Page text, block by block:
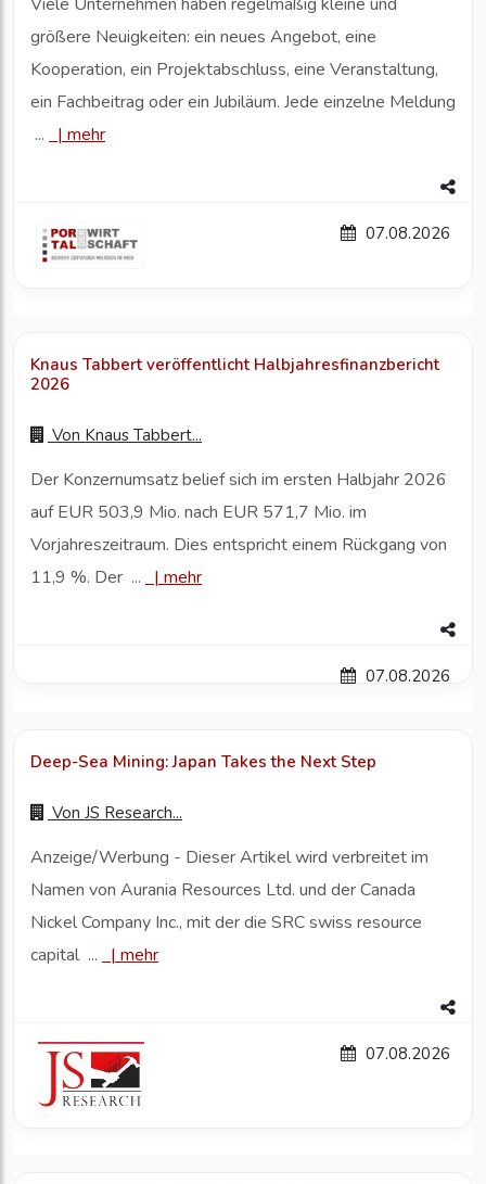
größere Neuigkeiten: ein neues Angebot, eine
Kooperation, ein Projektabschluss, eine Veranstaltung,
ein Fachbeitrag oder ein Jubiläum. Jede einzelne Meldung
...
| mehr
07.08.2026
Knaus Tabbert veröffentlicht Halbjahresfinanzbericht
2026
Von Knaus Tabbert...
Der Konzernumsatz belief sich im ersten Halbjahr 2026
auf EUR 503,9 Mio. nach EUR 571,7 Mio. im
Vorjahreszeitraum. Dies entspricht einem Rückgang von
11,9 %. Der ...
| mehr
07.08.2026
Deep-Sea Mining: Japan Takes the Next Step
Von JS Research...
Anzeige/Werbung - Dieser Artikel wird verbreitet im
Namen von Aurania Resources Ltd. und der Canada
Nickel Company Inc., mit der die SRC swiss resource
capital ...
| mehr
07.08.2026